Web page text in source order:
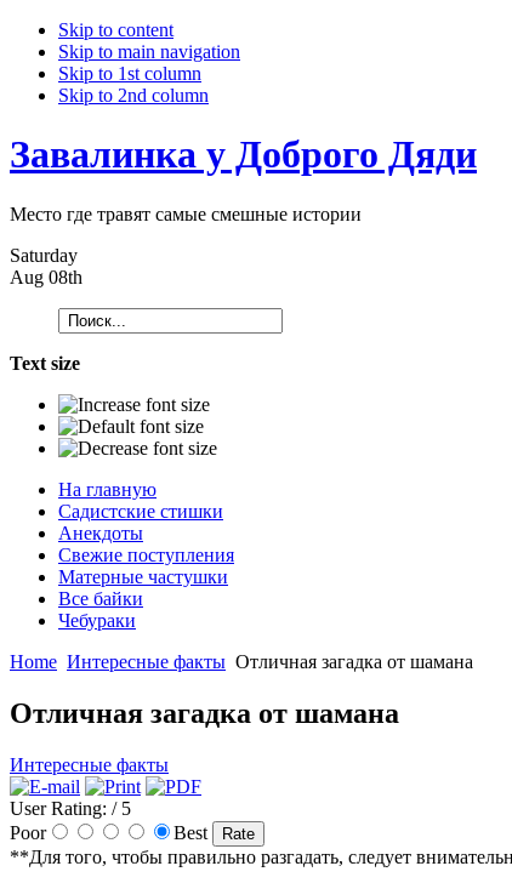
Skip to content
Skip to main navigation
Skip to 1st column
Skip to 2nd column
Завалинка у Доброго Дяди
Место где травят самые смешные истории
Saturday
Aug 08th
Text size
На главную
Садистские стишки
Анекдоты
Свежие поступления
Матерные частушки
Все байки
Чебураки
Home Интересные факты Отличная загадка от шамана
Отличная загадка от шамана
Интересные факты
User Rating: / 5
Poor
Best
**Для того, чтобы правильно разгадать, следует